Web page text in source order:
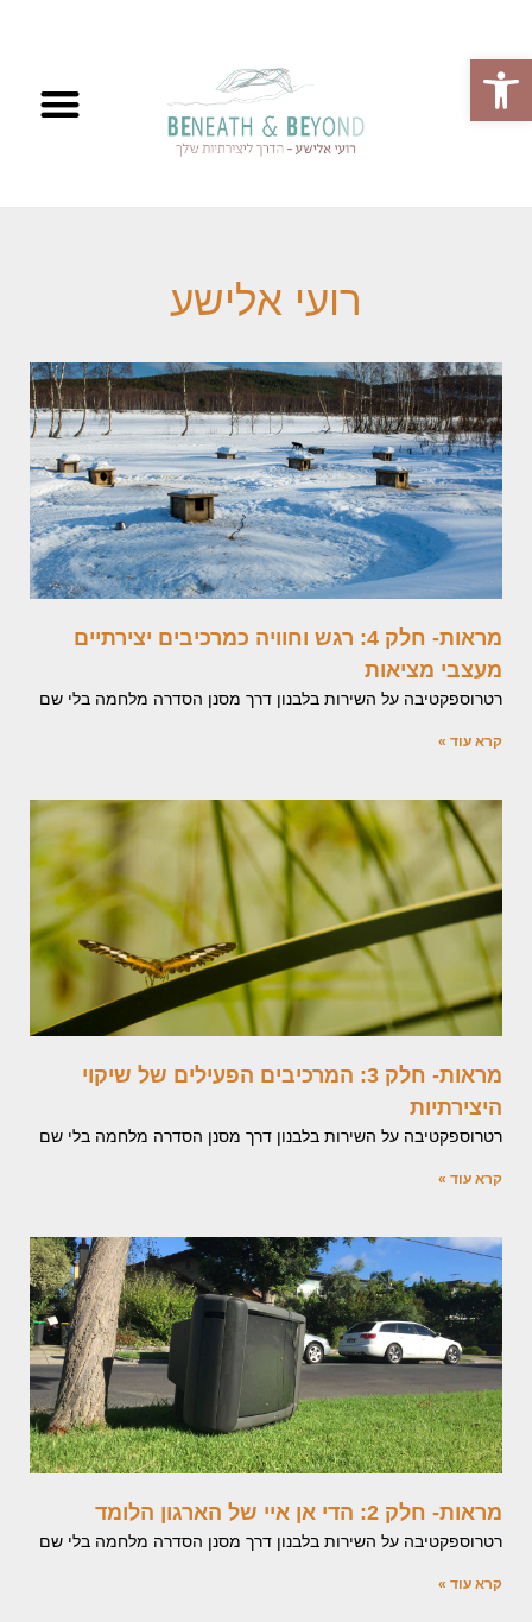
רועי אלישע
מראות- חלק 4: רגש וחוויה כמרכיבים יצירתיים
מעצבי מציאות
רטרוספקטיבה על השירות בלבנון דרך מסנן הסדרה מלחמה בלי שם
קרא עוד »
מראות- חלק 3: המרכיבים הפעילים של שיקוי
היצירתיות
רטרוספקטיבה על השירות בלבנון דרך מסנן הסדרה מלחמה בלי שם
קרא עוד »
מראות- חלק 2: הדי אן איי של הארגון הלומד
רטרוספקטיבה על השירות בלבנון דרך מסנן הסדרה מלחמה בלי שם
קרא עוד »
פתח סרגל נגישות